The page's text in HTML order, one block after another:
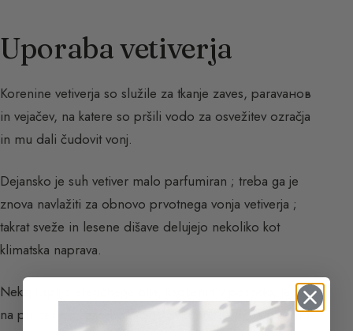
Uporaba vetiverja
Korenine vetiverja so služile za tkanje zaves, paravaнов
in vejačev, na katere so pršili vodo za osvežitev ozračja
in mu dali čudovit vonj.
Dejansko je suh vetiver malo parfumiran ; treba ga je
znova navlažiti za obnovo prvotnega vonja vetiverja ;
takrat sveže in lesene dišave delujejo nekoliko kot
klimatska naprava.
Nekaj kapljic eteričnega olja, kapljenih v posodo, lahko
na primer osvežijo notranjost avtomobila in ga prijetno